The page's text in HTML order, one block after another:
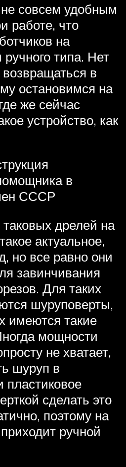
совсем удобным
работе, что
на
типа. Нет
в
остановимся на
же сейчас
устройство, как
в
СССР
дрелей на
актуальное,
но все равно они
завинчивания
Для таких
шуруповерты,
имеются такие
мощности
не хватает,
шуруп в
пластиковое
сделать это
поэтому на
ручной